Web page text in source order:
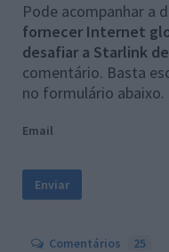
Pode acompanhar a
fornecer Internet
desafiar a Starlink
comentário. Basta
no formulário abaixo.
Email
Comentários 25